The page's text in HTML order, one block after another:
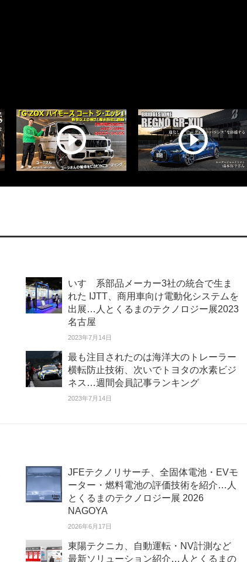
いすゞ系部品メーカー3社の統合で生ま
れた IJTT、商用車向け電動化システムを
出展…人とくるまのテクノロジー展2023
名古屋
2023年7月14日
最も注目されたのは海洋大のトレーラー
横転防止技術、次いでトヨタの水素ビジ
ネス…週間会員記事ランキング
2023年7月14日
JFEテクノリサーチ、全固体電池・EVモ
ーター・燃料電池の評価技術を紹介…人
とくるまのテクノロジー展 2026
NAGOYA
2026年6月17日
東陽テクニカ、自動運転・NV計測など
最新ソリューション紹介…人とくるまの